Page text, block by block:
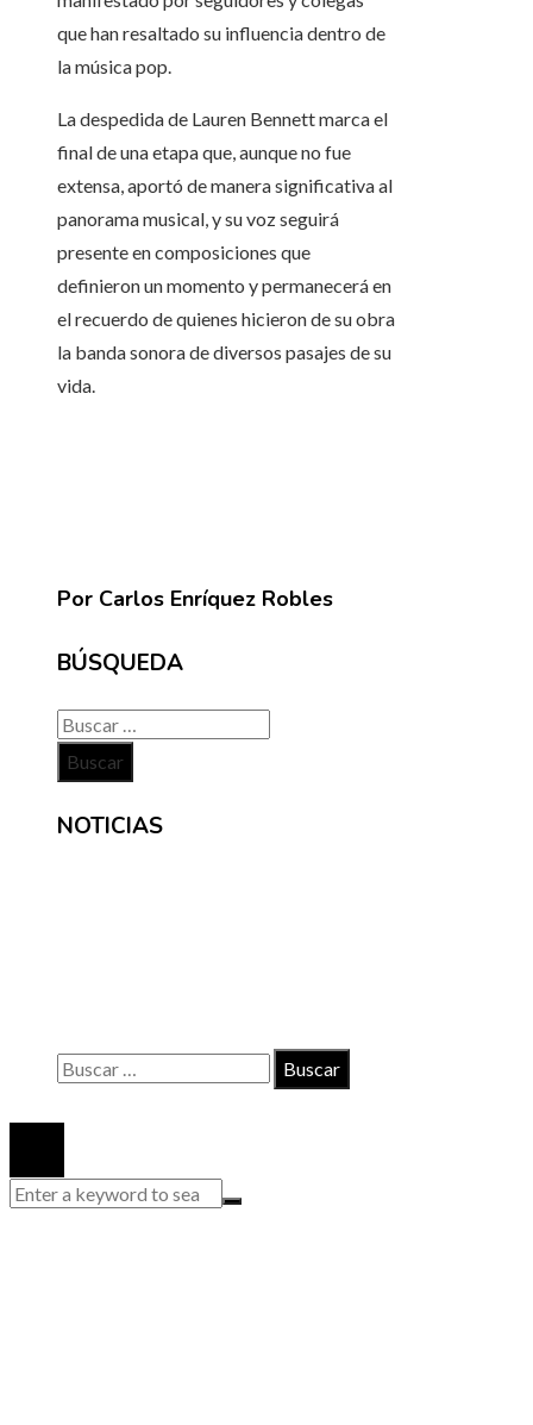
que han resaltado su influencia dentro de
la música pop.
La despedida de Lauren Bennett marca el
final de una etapa que, aunque no fue
extensa, aportó de manera significativa al
panorama musical, y su voz seguirá
presente en composiciones que
definieron un momento y permanecerá en
el recuerdo de quienes hicieron de su obra
la banda sonora de diversos pasajes de su
vida.
Por Carlos Enríquez Robles
BÚSQUEDA
Buscar:
NOTICIAS
Buscar: